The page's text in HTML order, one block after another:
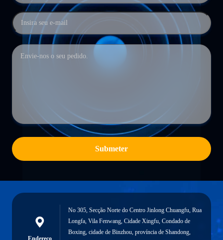
Submeter
Endereço
No 305, Secção Norte do Centro Jinlong Chuangfu, Rua
Longfa, Vila Fenwang, Cidade Xingfu, Condado de
Boxing, cidade de Binzhou, província de Shandong,